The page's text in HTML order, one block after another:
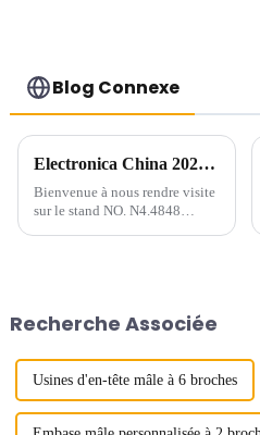
Blog Connexe
Electronica China 2024 : visitez-nous du 8 au 10 juillet !
Bienvenue à nous rendre visite
sur le stand NO. N4.4848
Recherche Associée
Usines d'en-tête mâle à 6 broches